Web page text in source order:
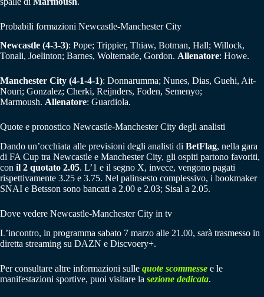
Probabili formazioni Newcastle-Manchester City
Newcastle (4-3-3): Pope; Trippier, Thiaw, Botman, Hall; Willock,
Tonali, Joelinton; Barnes, Woltemade, Gordon. Allenatore: Howe.
Manchester City (4-1-4-1): Donnarumma; Nunes, Dias, Guehi, Ait-
Nouri; Gonzalez; Cherki, Reijnders, Foden, Semenyo;
Marmoush. Allenatore: Guardiola.
Quote e pronostico Newcastle-Manchester City degli analisti
Dando un’occhiata alle previsioni degli analisti di BetFlag, nella gara
di FA Cup tra Newcastle e Manchester City, gli ospiti partono favoriti,
con il 2 quotato 2.05. L’1 e il segno X, invece, vengono pagati
rispettivamente 3.25 e 3.75. Nel palinsesto complessivo, i bookmaker
SNAI e Betsson sono bancati a 2.00 e 2.03; Sisal a 2.05.
Dove vedere Newcastle-Manchester City in tv
L’incontro, in programma sabato 7 marzo alle 21.00, sarà trasmesso in
diretta streaming su DAZN e Discvoery+.
Per consultare altre informazioni sulle quote scommesse e le
manifestazioni sportive, puoi visitare la sezione dedicata.